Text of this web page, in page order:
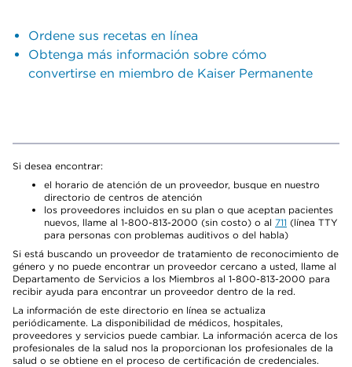
Ordene sus recetas en línea
Obtenga más información sobre cómo
convertirse en miembro de Kaiser Permanente
Si desea encontrar:
el horario de atención de un proveedor, busque en nuestro
directorio de centros de atención
los proveedores incluidos en su plan o que aceptan pacientes
nuevos, llame al 1-800-813-2000 (sin costo) o al 711 (línea TTY
para personas con problemas auditivos o del habla)
Si está buscando un proveedor de tratamiento de reconocimiento de
género y no puede encontrar un proveedor cercano a usted, llame al
Departamento de Servicios a los Miembros al 1-800-813-2000 para
recibir ayuda para encontrar un proveedor dentro de la red.
La información de este directorio en línea se actualiza
periódicamente. La disponibilidad de médicos, hospitales,
proveedores y servicios puede cambiar. La información acerca de los
profesionales de la salud nos la proporcionan los profesionales de la
salud o se obtiene en el proceso de certificación de credenciales.